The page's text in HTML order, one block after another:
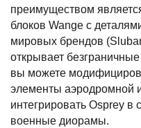
преимуществом
блоков Wange с
мировых брендов
открывает
вы можете
элементы аэродромной
интегрировать Osprey
военные диорамы.